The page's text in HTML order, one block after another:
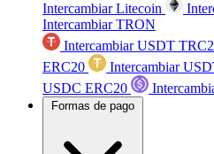
Intercambiar Litecoin
Intercambiar TRON
Intercambiar USDT
ERC20
Intercambiar
USDC ERC20
Formas de pago